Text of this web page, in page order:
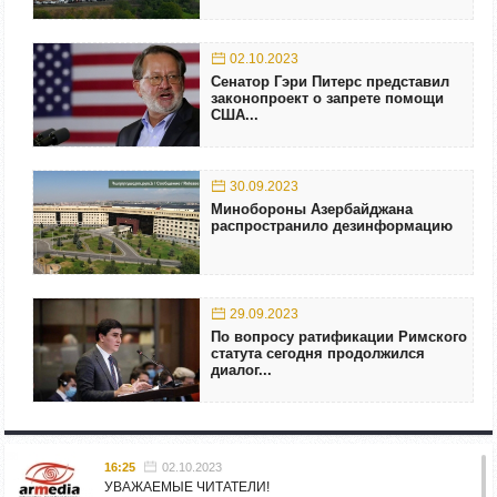
02.10.2023
Сенатор Гэри Питерс представил
законопроект о запрете помощи
США...
30.09.2023
Минобороны Азербайджана
распространило дезинформацию
29.09.2023
По вопросу ратификации Римского
статута сегодня продолжился
диалог...
16:25 02.10.2023
УВАЖАЕМЫЕ ЧИТАТЕЛИ!